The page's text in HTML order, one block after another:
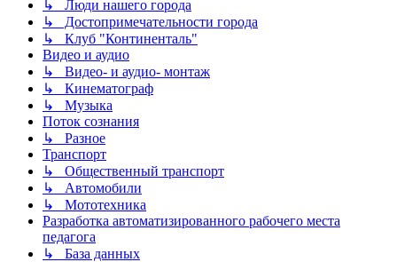
↳ Люди нашего города
↳ Достопримечательности города
↳ Клуб "Континенталь"
Видео и аудио
↳ Видео- и аудио- монтаж
↳ Кинематограф
↳ Музыка
Поток сознания
↳ Разное
Транспорт
↳ Общественный транспорт
↳ Автомобили
↳ Мототехника
Разработка автоматизированного рабочего места
педагога
↳ База данных